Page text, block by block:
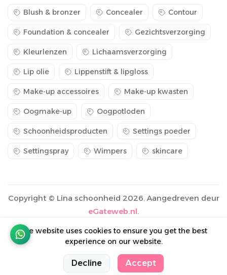
Categorieën Winkelwagen
Categorieën Winkelwagen
Blush & bronzer Concealer Contour
Foundation & concealer Gezichtsverzorging
Kleurlenzen Lichaamsverzorging
Lip olie Lippenstift & lipgloss
Make-up accessoires Make-up kwasten
Oogmake-up Oogpotloden
Schoonheidsproducten Settings poeder
Settingspray Wimpers skincare
Copyright © Lina schoonheid 2026. Aangedreven deur
eGateweb.nl.
The website uses cookies to ensure you get the best
experience on our website.
Decline Accept